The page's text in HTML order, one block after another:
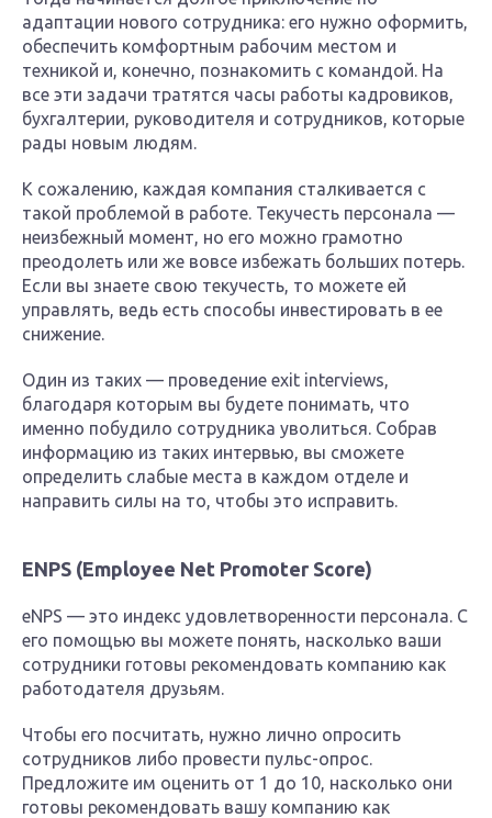
адаптации нового сотрудника: его нужно оформить,
обеспечить комфортным рабочим местом и
техникой и, конечно, познакомить с командой. На
все эти задачи тратятся часы работы кадровиков,
бухгалтерии, руководителя и сотрудников, которые
рады новым людям.
К сожалению, каждая компания сталкивается с
такой проблемой в работе. Текучесть персонала —
неизбежный момент, но его можно грамотно
преодолеть или же вовсе избежать больших потерь.
Если вы знаете свою текучесть, то можете ей
управлять, ведь есть способы инвестировать в ее
снижение.
Один из таких — проведение exit interviews,
благодаря которым вы будете понимать, что
именно побудило сотрудника уволиться. Собрав
информацию из таких интервью, вы сможете
определить слабые места в каждом отделе и
направить силы на то, чтобы это исправить.
ENPS (Employee Net Promoter Score)
eNPS — это индекс удовлетворенности персонала. С
его помощью вы можете понять, насколько ваши
сотрудники готовы рекомендовать компанию как
работодателя друзьям.
Чтобы его посчитать, нужно лично опросить
сотрудников либо провести пульс-опрос.
Предложите им оценить от 1 до 10, насколько они
готовы рекомендовать вашу компанию как